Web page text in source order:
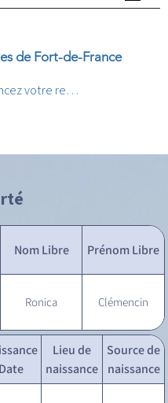
de Fort-de-France
Nom Libre Prénom Libre
Ronica Clémencin
Date
Lieu de
naissance
Source de
naissance